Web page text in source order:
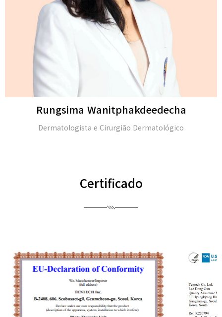
Rungsima Wanitphakdeedecha
Dermatologista e Cirurgião Dermatológico
Certificado